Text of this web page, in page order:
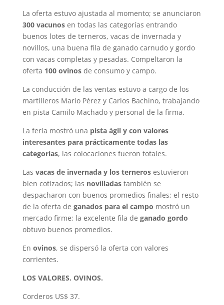
La oferta estuvo ajustada al momento; se anunciaron
300 vacunos en todas las categorías entrando
buenos lotes de terneros, vacas de invernada y
novillos, una buena fila de ganado carnudo y gordo
con vacas completas y pesadas. Compeltaron la
oferta 100 ovinosde consumo y campo.
La conducción de las ventas estuvo a cargo de los
martilleros Mario Pérez y Carlos Bachino, trabajando
en pista Camilo Machado y personal de la firma.
La feria mostró una pista ágil y con valores
interesantes para prácticamente todas las
categorías, las colocaciones fueron totales.
Las vacas de invernada y los ternerosestuvieron
bien cotizados; las novilladastambién se
despacharon con buenos promedios finales; el resto
de la oferta de ganados para el campo mostró un
mercado firme; la excelente fila de ganado gordo
obtuvo buenos promedios.
En ovinos, se dispersó la oferta con valores
corrientes.
LOS VALORES. OVINOS.
Corderos US$ 37.